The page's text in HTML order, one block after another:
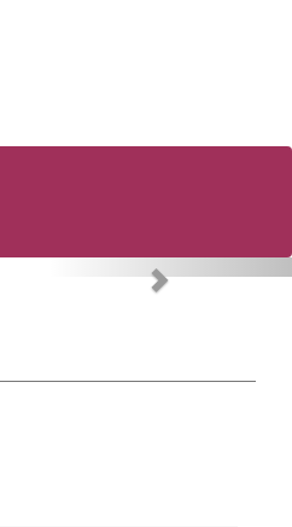
Next